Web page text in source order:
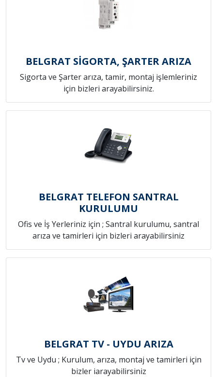
BELGRAT SİGORTA, ŞARTER ARIZA
Sigorta ve Şarter arıza, tamir, montaj işlemleriniz
için bizleri arayabilirsiniz.
BELGRAT TELEFON SANTRAL
KURULUMU
Ofis ve İş Yerleriniz için ; Santral kurulumu, santral
arıza ve tamirleri için bizleri arayabilirsiniz
BELGRAT TV - UYDU ARIZA
Tv ve Uydu ; Kurulum, arıza, montaj ve tamirleri için
bizler iarayabilirsiniz